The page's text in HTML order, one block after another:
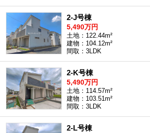
2-J号棟
5,490万円
土地：122.44m²
建物：104.12m²
間取：3LDK
2-K号棟
5,490万円
土地：114.57m²
建物：103.51m²
間取：3LDK
2-L号棟